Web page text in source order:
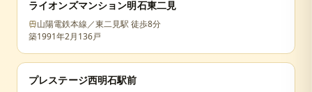
ライオンズマンション明石東二見
山陽電鉄本線／東二見駅 徒歩8分
築1991年2月136戸
プレステージ西明石駅前